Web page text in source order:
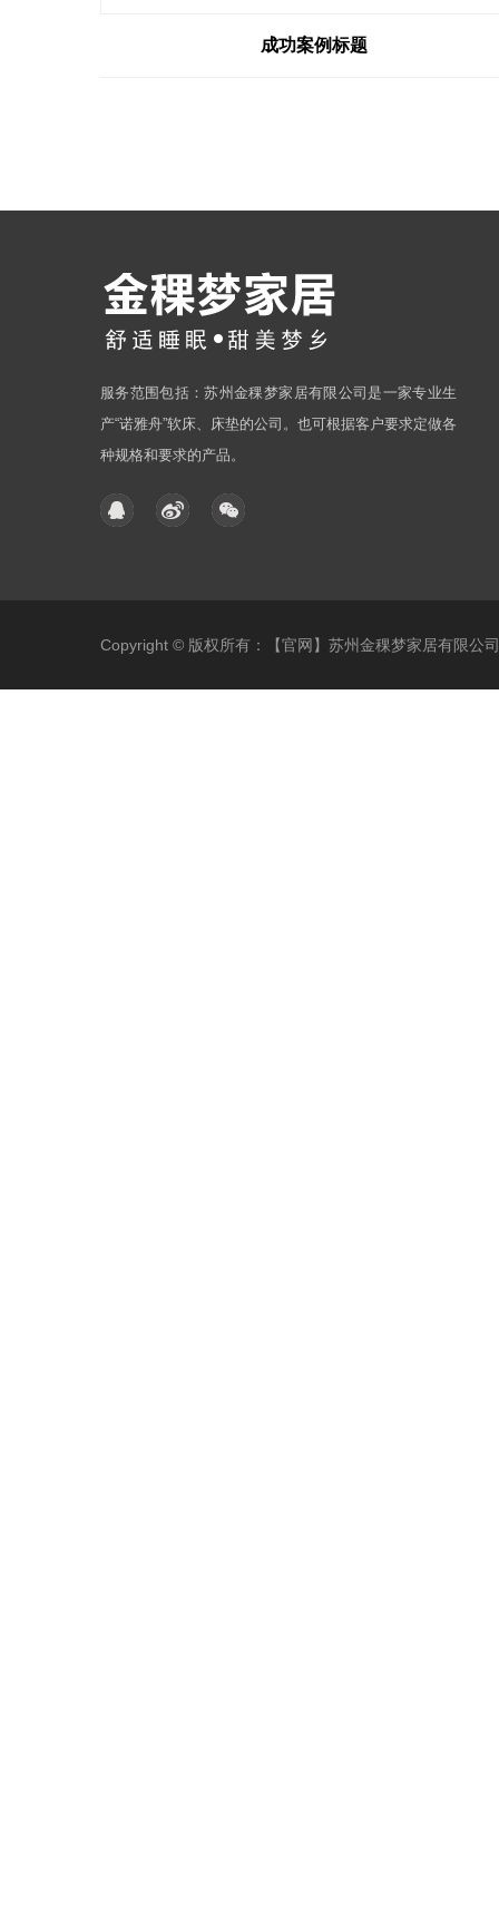
成功案例标题
服务范围包括：苏州金稞梦家居有限公司是一家专业生
产“诺雅舟”软床、床垫的公司。也可根据客户要求定做各
种规格和要求的产品。
Copyright © 版权所有：【官网】苏州金稞梦家居有限公